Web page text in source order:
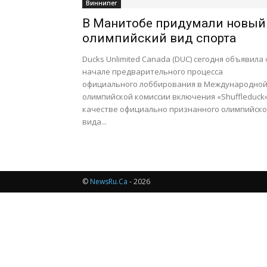
Виннипег
В Манитобе придумали новый
олимпийский вид спорта
Ducks Unlimited Canada (DUC) сегодня объявила
начале предварительного процесса
официального лоббирования в Международной
олимпийской комиссии включения
качестве официально признанного
вида...
© NewsRu.Ca - 2026